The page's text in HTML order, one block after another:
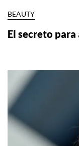
BEAUTY
El secreto